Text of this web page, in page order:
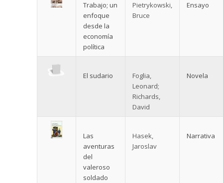
Trabajo; un
enfoque
desde la
economía
política
Pietrykowski,
Bruce
Ensayo
El sudario
Foglia,
Leonard;
Richards,
David
Novela
Las
aventuras
del
valeroso
soldado
Hasek,
Jaroslav
Narrativa